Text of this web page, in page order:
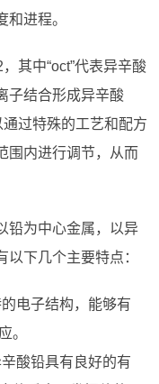
进程。
其中“oct”代表异辛酸
子结合形成异辛酸
过特殊的工艺和配方
围内进行调节，从而
铅为中心金属，以异
下几个主要特点：
电子结构，能够有
。
酸铅具有良好的有